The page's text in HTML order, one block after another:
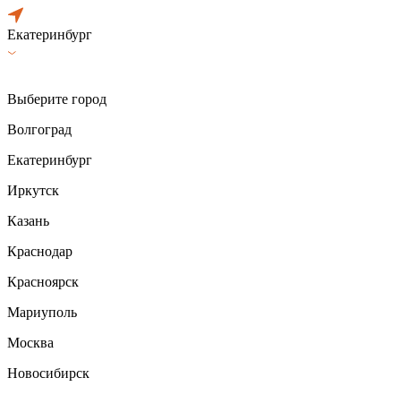
Екатеринбург
Выберите город
Волгоград
Екатеринбург
Иркутск
Казань
Краснодар
Красноярск
Мариуполь
Москва
Новосибирск